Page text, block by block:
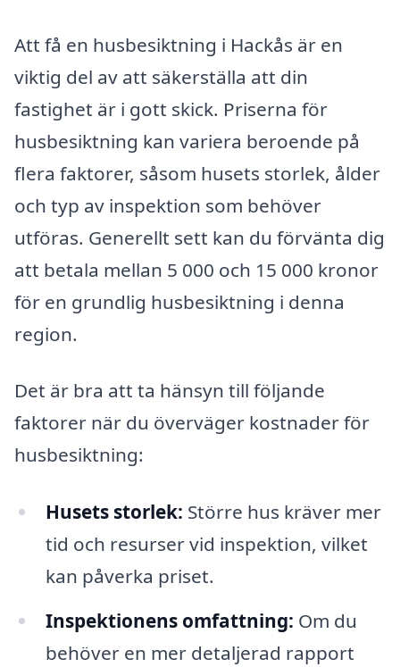
Att få en husbesiktning i Hackås är en
viktig del av att säkerställa att din
fastighet är i gott skick. Priserna för
husbesiktning kan variera beroende på
flera faktorer, såsom husets storlek, ålder
och typ av inspektion som behöver
utföras. Generellt sett kan du förvänta dig
att betala mellan 5 000 och 15 000 kronor
för en grundlig husbesiktning i denna
region.
Det är bra att ta hänsyn till följande
faktorer när du överväger kostnader för
husbesiktning:
Husets storlek: Större hus kräver mer
tid och resurser vid inspektion, vilket
kan påverka priset.
Inspektionens omfattning: Om du
behöver en mer detaljerad rapport